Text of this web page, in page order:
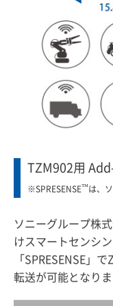
TZM902用
※SPRESENSE™は、
ソニーグループ株
けスマートセンシ
「SPRESENSE」
転送が可能となりま